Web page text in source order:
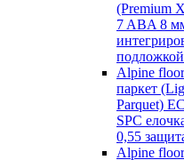
(Premium
7 ABA 8
подложкой
Alpine
паркет
Parquet)
SPC
0,55
Alpine floor